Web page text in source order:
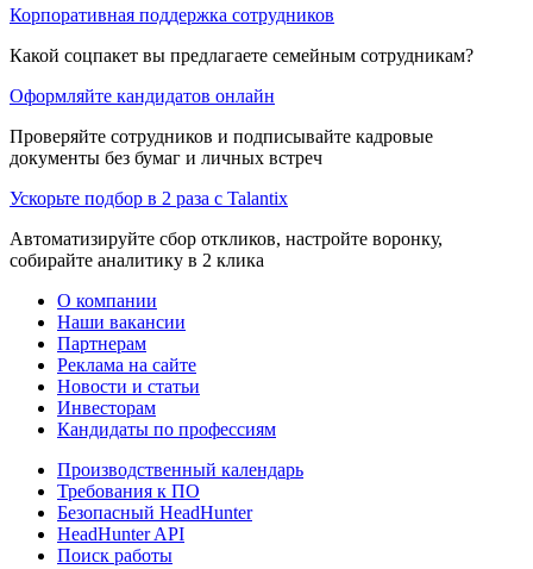
Корпоративная поддержка сотрудников
Какой соцпакет вы предлагаете семейным сотрудникам?
Оформляйте кандидатов онлайн
Проверяйте сотрудников и подписывайте кадровые
документы без бумаг и личных встреч
Ускорьте подбор в 2 раза с Talantix
Автоматизируйте сбор откликов, настройте воронку,
собирайте аналитику в 2 клика
О компании
Наши вакансии
Партнерам
Реклама на сайте
Новости и статьи
Инвесторам
Кандидаты по профессиям
Производственный календарь
Требования к ПО
Безопасный HeadHunter
HeadHunter API
Поиск работы